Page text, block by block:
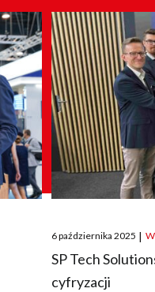
Posted
on
6 października 2025 |
SP Tech
cyfryzacji